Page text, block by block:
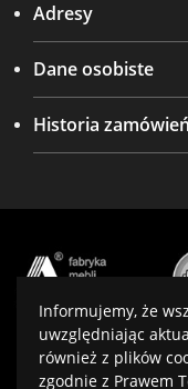
Adresy
Dane osobiste
Historia zamówień
Projekt i
Informujemy, że
uwzględniając
również z plików
zgodnie z Prawem